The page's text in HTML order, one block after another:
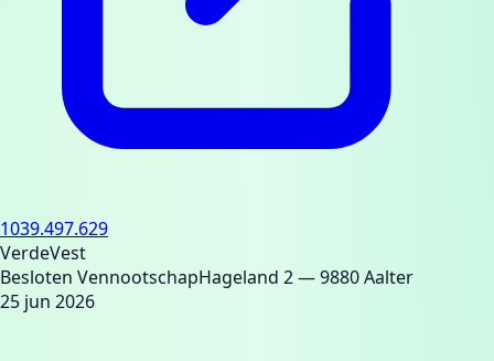
1039.497.629
VerdeVest
Besloten VennootschapHageland 2— 9880 Aalter
25 jun 2026